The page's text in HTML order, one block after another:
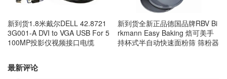
新到货1.8米戴尔DELL 42.8721
3G001-A DVI to VGA USB For 5
100MP投影仪视频接口电缆
新到货全新正品德国品牌RBV Bi
rkmann Easy Baking 焙可美手
持杯式半自动快速面粉筛 筛粉器
最新评论